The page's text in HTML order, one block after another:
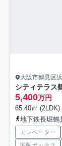
大阪市鶴見区浜
シティテラス
5,400万円
65.40㎡
地下鉄長堀鶴
エレベーター